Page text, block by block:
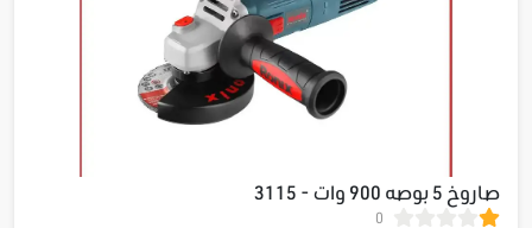
صاروخ 5 بوصه 900 وات - 3115
0